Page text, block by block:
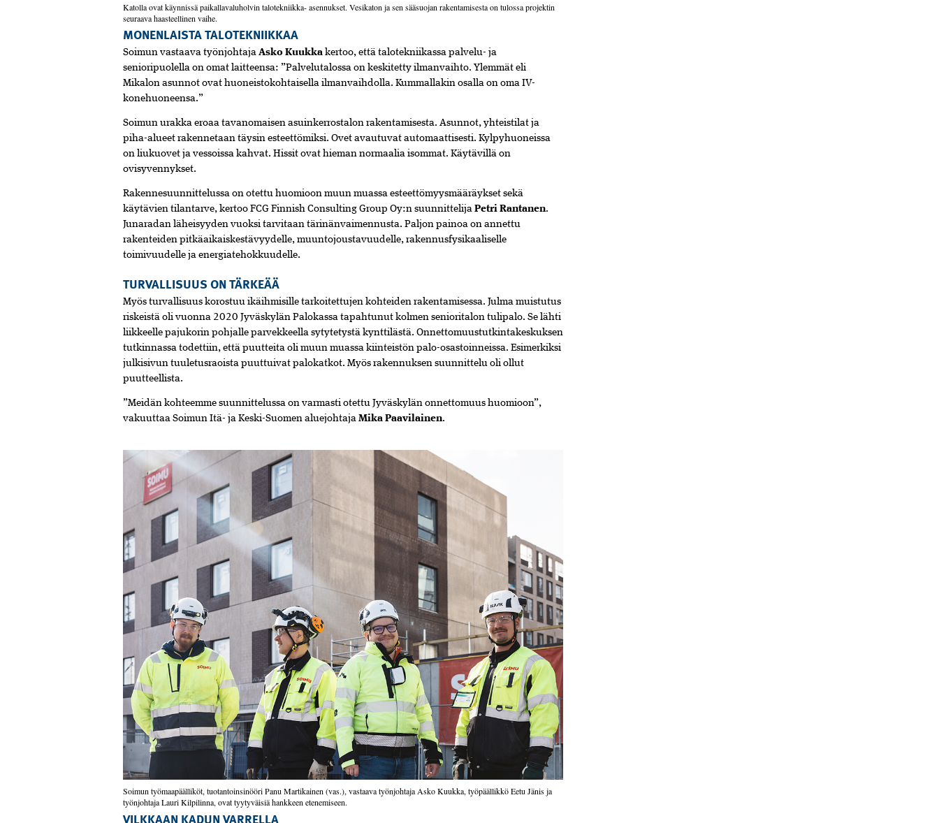
Katolla ovat käynnissä paikallavaluholvin talotekniikka- asennukset. Vesikaton ja sen sääsuojan rakentamisesta on tulossa projektin
seuraava haasteellinen vaihe.
MONENLAISTA TALOTEKNIIKKAA
Soimun vastaava työnjohtajaAsko Kuukka kertoo, että talotekniikassa palvelu- ja
senioripuolella on omat laitteensa: ”Palvelutalossa on keskitetty ilmanvaihto. Ylemmät eli
Mikalon asunnot ovat huoneistokohtaisella ilmanvaihdolla. Kummallakin osalla on oma IV-
konehuoneensa.”
Soimunurakkaeroaatavanomaisenasuinkerrostalonrakentamisesta.Asunnot,yhteistilatja
piha-alueetrakennetaantäysinesteettömiksi.Ovetavautuvatautomaattisesti.Kylpyhuoneissa
onliukuovetjavessoissakahvat.Hissitovathiemannormaaliaisommat.Käytävilläon
ovisyvennykset.
Rakennesuunnittelussaonotettuhuomioonmuunmuassaesteettömyysmääräyksetsekä
käytävientilantarve,kertooFCGFinnishConsultingGroupOy:n suunnittelijaPetriRantanen.
Junaradanläheisyydenvuoksitarvitaantärinänvaimennusta.Paljonpainoaonannettu
rakenteidenpitkäaikaiskestävyydelle,muuntojoustavuudelle,rakennusfysikaaliselle
toimivuudellejaenergiatehokkuudelle.
TURVALLISUUS ON TÄRKEÄÄ
Myösturvallisuuskorostuuikäihmisilletarkoitettujenkohteidenrakentamisessa.Julmamuistutus
riskeistäolivuonna 2020JyväskylänPalokassatapahtunutkolmensenioritalontulipalo.Selähti
liikkeellepajukorinpohjalleparvekkeellasytytetystäkynttilästä.Onnettomuustutkintakeskuksen
tutkinnassatodettiin,ettäpuutteitaolimuunmuassakiinteistönpalo-osastoinneissa.Esimerkiksi
julkisivuntuuletusraoistapuuttuivatpalokatkot.Myösrakennuksensuunnitteluoliollut
puutteellista.
”MeidänkohteemmesuunnittelussaonvarmastiotettuJyväskylänonnettomuushuomioon”,
vakuuttaaSoimunItä-jaKeski-SuomenaluejohtajaMikaPaavilainen.
Soimun työmaapäälliköt, tuotantoinsinööri Panu Martikainen (vas.), vastaava työnjohtaja Asko Kuukka, työpäällikkö Eetu Jänis ja
työnjohtaja Lauri Kilpilinna, ovat tyytyväisiä hankkeen etenemiseen.
VILKKAAN KADUN VARRELLA